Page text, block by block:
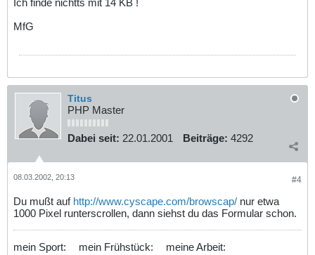
MfG
Titus
PHP Master
Dabei seit: 22.01.2001 Beiträge: 4292
#4
08.03.2002, 20:13
Du mußt auf http://www.cyscape.com/browscap/ nur etwa
1000 Pixel runterscrollen, dann siehst du das Formular schon.
mein Sport: mein Frühstück: meine Arbeit: